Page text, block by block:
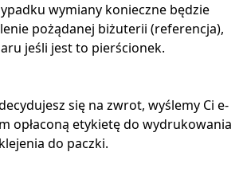
wymiany konieczne będzie
pożądanej biżuterii (referencja),
jeśli jest to pierścionek.
się na zwrot, wyślemy Ci e-
opłaconą etykietę do wydrukowania
do paczki.